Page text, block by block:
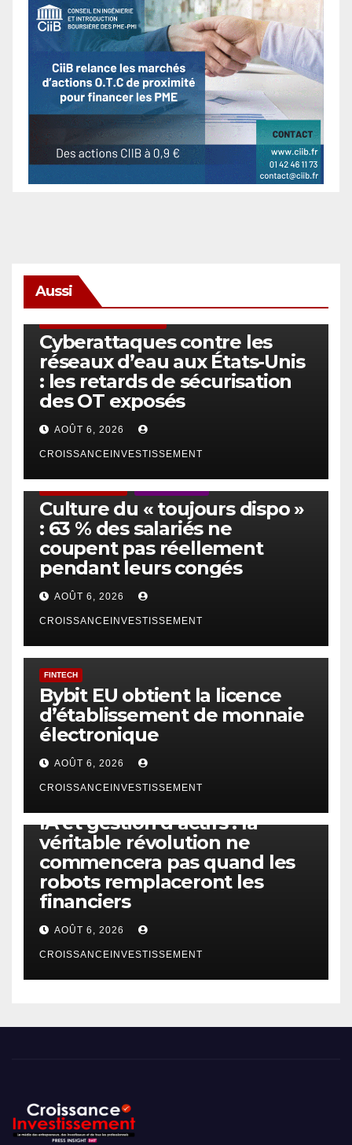
Aussi
Cyberattaques contre les
réseaux d’eau aux États-Unis
: les retards de sécurisation
des OT exposés
AOÛT 6, 2026
CROISSANCEINVESTISSEMENT
Culture du « toujours dispo »
: 63 % des salariés ne
coupent pas réellement
pendant leurs congés
AOÛT 6, 2026
CROISSANCEINVESTISSEMENT
FINTECH
Bybit EU obtient la licence
d’établissement de monnaie
électronique
AOÛT 6, 2026
CROISSANCEINVESTISSEMENT
IA et gestion d’actifs : la
véritable révolution ne
commencera pas quand les
robots remplaceront les
financiers
AOÛT 6, 2026
CROISSANCEINVESTISSEMENT